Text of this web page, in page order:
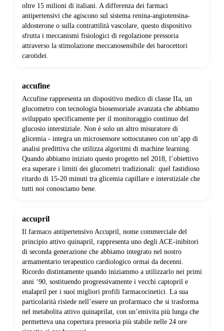
oltre 15 milioni di italiani. A differenza dei farmaci
antipertensivi che agiscono sul sistema renina-angiotensina-
aldosterone o sulla contrattilità vascolare, questo dispositivo
sfrutta i meccanismi fisiologici di regolazione pressoria
attraverso la stimolazione meccanosensibile dei barocettori
carotidei.
accufine
Accufine rappresenta un dispositivo medico di classe IIa, un
glucometro con tecnologia biosensoriale avanzata che abbiamo
sviluppato specificamente per il monitoraggio continuo del
glucosio interstiziale. Non è solo un altro misuratore di
glicemia - integra un microsensore sottocutaneo con un’app di
analisi predittiva che utilizza algoritmi di machine learning.
Quando abbiamo iniziato questo progetto nel 2018, l’obiettivo
era superare i limiti dei glucometri tradizionali: quel fastidioso
ritardo di 15-20 minuti tra glicemia capillare e interstiziale che
tutti noi conosciamo bene.
accupril
Il farmaco antipertensivo Accupril, nome commerciale del
principio attivo quinapril, rappresenta uno degli ACE-inibitori
di seconda generazione che abbiamo integrato nel nostro
armamentario terapeutico cardiologico ormai da decenni.
Ricordo distintamente quando iniziammo a utilizzarlo nei primi
anni ‘90, sostituendo progressivamente i vecchi captopril e
enalapril per i suoi migliori profili farmacocinetici. La sua
particolarità risiede nell’essere un profarmaco che si trasforma
nel metabolita attivo quinaprilat, con un’emivita più lunga che
permetteva una copertura pressoria più stabile nelle 24 ore